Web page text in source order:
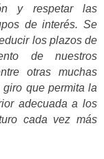
y respetar las
de interés. Se
los plazos de
de nuestros
otras muchas
que permita la
adecuada a los
cada vez más